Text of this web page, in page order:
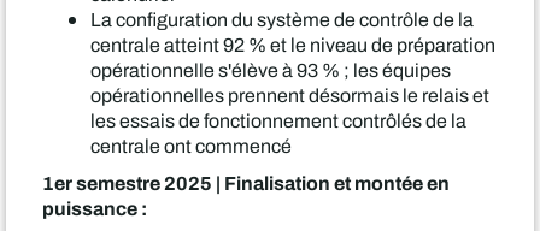
La configuration du système de contrôle de la
centrale atteint 92 % et le niveau de préparation
opérationnelle s'élève à 93 % ; les équipes
opérationnelles prennent désormais le relais et
les essais de fonctionnement contrôlés de la
centrale ont commencé
1er semestre 2025 | Finalisation et montée en
puissance :